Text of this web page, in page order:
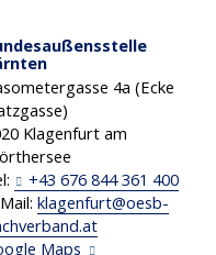
4a (Ecke
Klagenfurt am
+43 676 844 361 400
klagenfurt@oesb-
.at
Maps